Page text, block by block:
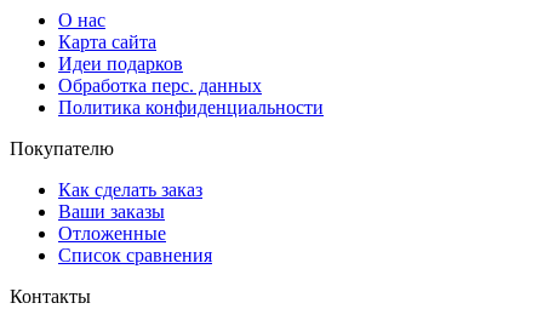
О нас
Карта сайта
Идеи подарков
Обработка перс. данных
Политика конфиденциальности
Покупателю
Как сделать заказ
Ваши заказы
Отложенные
Список сравнения
Контакты